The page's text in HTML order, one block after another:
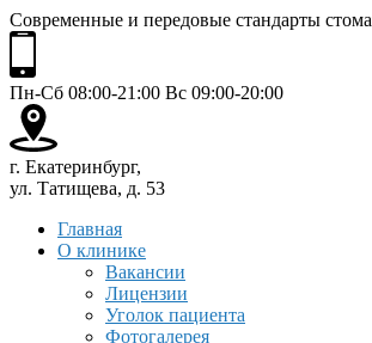
Современные и передовые стандарты
Пн-Сб 08:00-21:00 Вс 09:00-20:00
г. Екатеринбург,
ул. Татищева, д. 53
Главная
О клинике
Вакансии
Лицензии
Уголок пациента
Фотогалерея